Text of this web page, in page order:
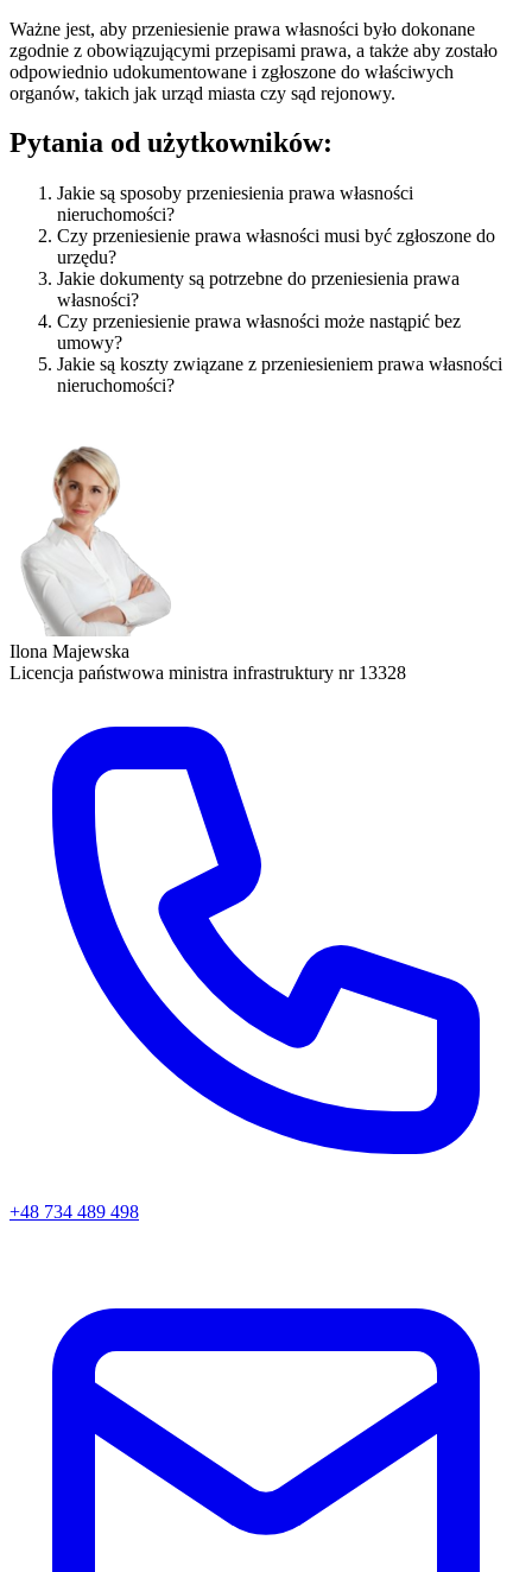
Ważne jest, aby przeniesienie prawa własności było dokonane
zgodnie z obowiązującymi przepisami prawa, a także aby zostało
odpowiednio udokumentowane i zgłoszone do właściwych
organów, takich jak urząd miasta czy sąd rejonowy.
Pytania od użytkowników:
Jakie są sposoby przeniesienia prawa własności
nieruchomości?
Czy przeniesienie prawa własności musi być zgłoszone do
urzędu?
Jakie dokumenty są potrzebne do przeniesienia prawa
własności?
Czy przeniesienie prawa własności może nastąpić bez
umowy?
Jakie są koszty związane z przeniesieniem prawa własności
nieruchomości?
Ilona Majewska
Licencja państwowa ministra infrastruktury nr 13328
+48 734 489 498